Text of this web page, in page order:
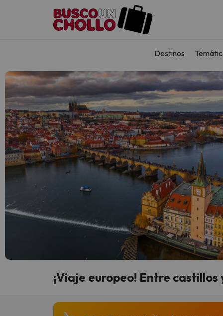
Destinos
¡Viaje europeo! Entre